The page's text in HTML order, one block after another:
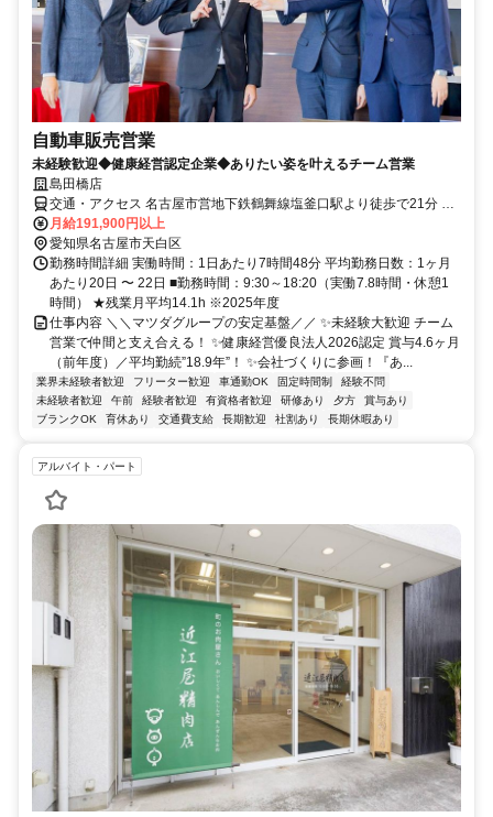
自動車販売営業
未経験歓迎◆健康経営認定企業◆ありたい姿を叶えるチーム営業
島田橋店
交通・アクセス 名古屋市営地下鉄鶴舞線塩釜口駅より徒歩で21分 名
古屋第二環状自動車道植田ICより車で8分
月給191,900円以上
愛知県名古屋市天白区
勤務時間詳細 実働時間：1日あたり7時間48分 平均勤務日数：1ヶ月
あたり20日 〜 22日 ■勤務時間：9:30～18:20（実働7.8時間・休憩1
時間） ★残業月平均14.1h ※2025年度
仕事内容 ＼＼マツダグループの安定基盤／／ ✨未経験大歓迎 チーム
営業で仲間と支え合える！ ✨健康経営優良法人2026認定 賞与4.6ヶ月
（前年度）／平均勤続”18.9年”！ ✨会社づくりに参画！『あ...
業界未経験者歓迎 フリーター歓迎 車通勤OK 固定時間制
経験不問
未経験者歓迎
午前 経験者歓迎 有資格者歓迎 研修あり 夕方
賞与あり
ブランクOK
育休あり 交通費支給 長期歓迎 社割あり 長期休暇あり
アルバイト・パート